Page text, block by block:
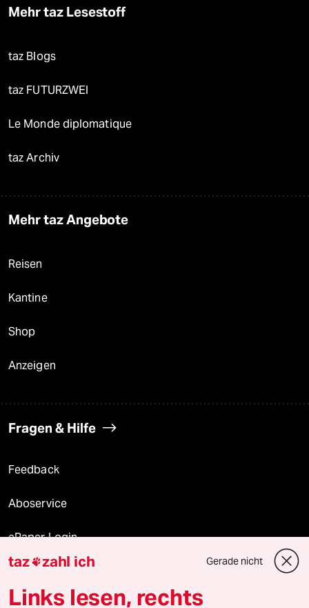
Mehr taz Lesestoff
taz Blogs
taz FUTURZWEI
Le Monde diplomatique
taz Archiv
Mehr taz Angebote
Reisen
Kantine
Shop
Anzeigen
Fragen & Hilfe
Feedback
Aboservice
ePaper Login
Downloads für Abonnierende
taz zahl ich Gerade nicht
Links lesen, rechts